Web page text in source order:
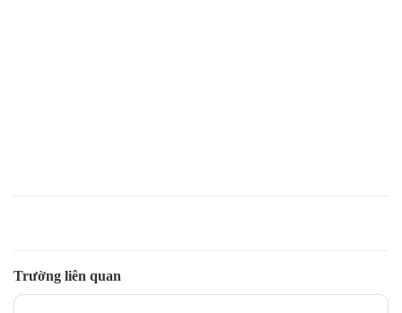
Trường liên quan